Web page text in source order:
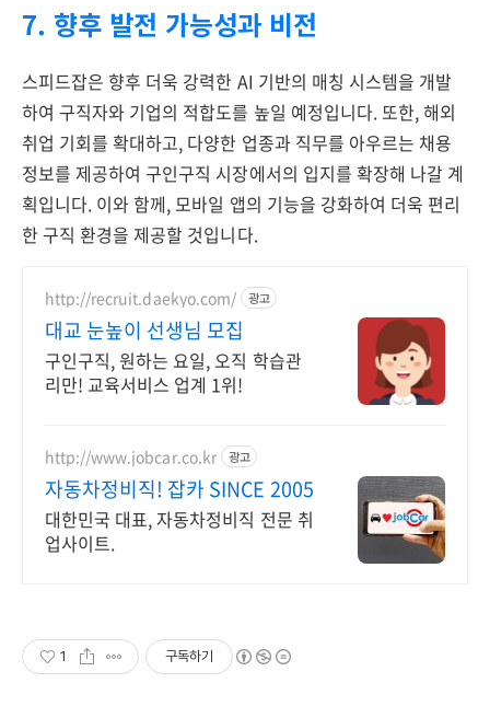
7. 향후 발전 가능성과 비전
스피드잡은 향후 더욱 강력한 AI 기반의 매칭 시스템을 개발
하여 구직자와 기업의 적합도를 높일 예정입니다. 또한, 해외
취업 기회를 확대하고, 다양한 업종과 직무를 아우르는 채용
정보를 제공하여 구인구직 시장에서의 입지를 확장해 나갈 계
획입니다. 이와 함께, 모바일 앱의 기능을 강화하여 더욱 편리
한 구직 환경을 제공할 것입니다.
http://recruit.daekyo.com/ 광고
대교 눈높이 선생님 모집
구인구직, 원하는 요일, 오직 학습관
리만! 교육서비스 업계 1위!
http://www.jobcar.co.kr 광고
자동차정비직! 잡카 SINCE 2005
대한민국 대표, 자동차정비직 전문 취
업사이트.
1 구독하기